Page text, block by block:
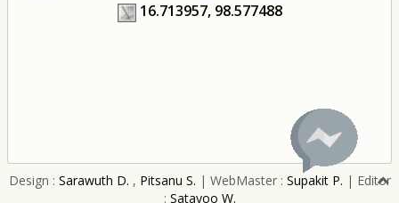
16.713957, 98.577488
Design : Sarawuth D. , Pitsanu S. | WebMaster : Supakit P. | Editor
: Satayoo W.